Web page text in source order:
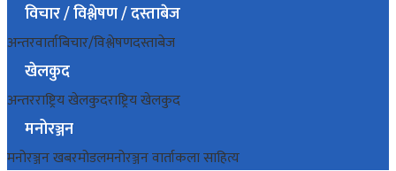
विचार / विश्लेषण / दस्ताबेज
अन्तरवार्ताबिचार/विश्लेषणदस्ताबेज
खेलकुद
अन्तरराष्ट्रिय खेलकुदराष्ट्रिय खेलकुद
मनोरञ्जन
मनोरञ्जन खबरमोडलमनोरञ्जन वार्ताकला साहित्य